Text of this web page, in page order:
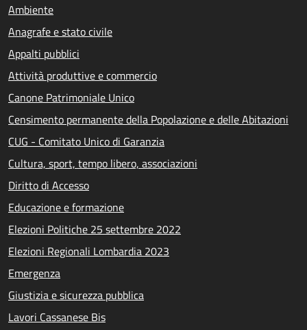
Ambiente
Anagrafe e stato civile
Appalti pubblici
Attività produttive e commercio
Canone Patrimoniale Unico
Censimento permanente della Popolazione e delle Abitazioni
CUG - Comitato Unico di Garanzia
Cultura, sport, tempo libero, associazioni
Diritto di Accesso
Educazione e formazione
Elezioni Politiche 25 settembre 2022
Elezioni Regionali Lombardia 2023
Emergenza
Giustizia e sicurezza pubblica
Lavori Cassanese Bis